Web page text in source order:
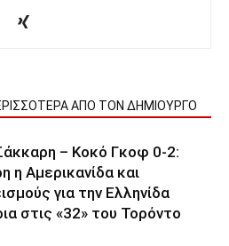
ΑΠΟ ΤΟΝ ΔΗΜΙΟΥΡΓΟ
– Κοκό Γκοφ 0-2:
η Αμερικανίδα και
για την Ελληνίδα
στις «32» του Τορόντο